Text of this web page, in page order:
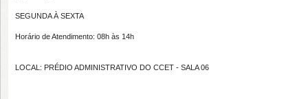
SEGUNDA À SEXTA
Horário de Atendimento: 08h às 14h
LOCAL: PRÉDIO ADMINISTRATIVO DO CCET - SALA 06